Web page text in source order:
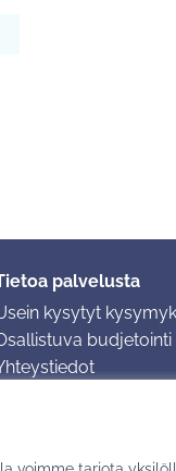
palvelusta
kysytyt
budjetointi